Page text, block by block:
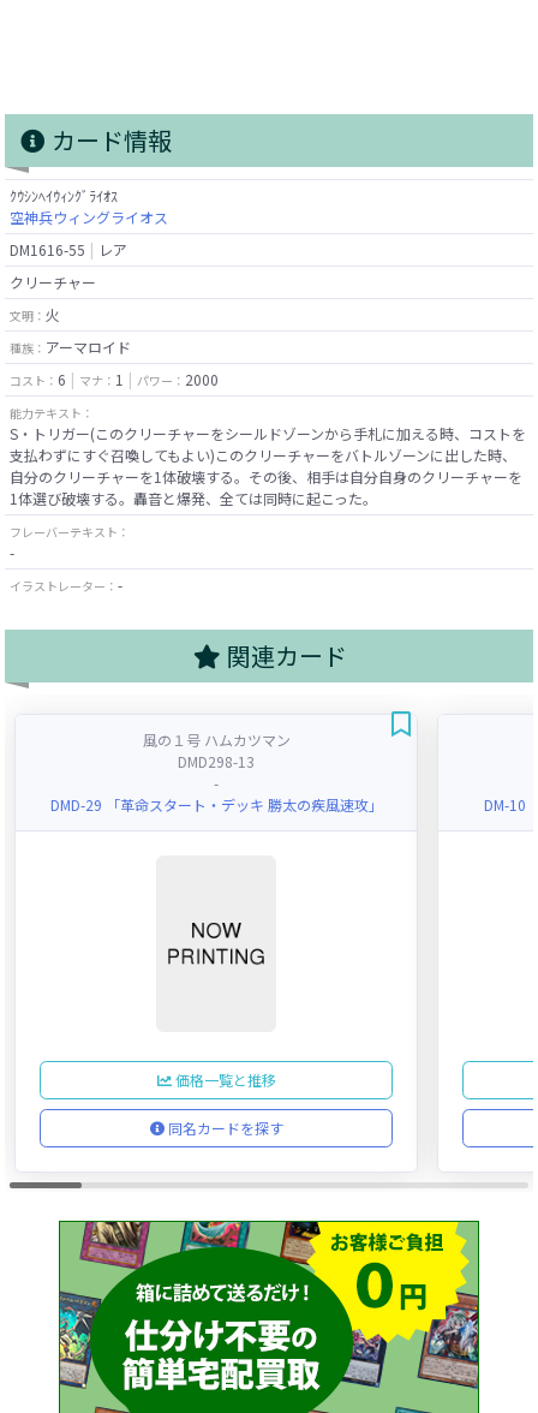
カード情報
ｸｳｼﾝﾍｲｳｨﾝｸﾞﾗｲｵｽ
空神兵ウィングライオス
DM1616-55
レア
クリーチャー
文明： 火
種族： アーマロイド
コスト： 6 マナ： 1 パワー： 2000
能力テキスト：
S・トリガー(このクリーチャーをシールドゾーンから手札に加える時、コストを
支払わずにすぐ召喚してもよい)このクリーチャーをバトルゾーンに出した時、
自分のクリーチャーを1体破壊する。その後、相手は自分自身のクリーチャーを
1体選び破壊する。轟音と爆発、全ては同時に起こった。
フレーバーテキスト：
-
イラストレーター： -
関連カード
風の１号 ハムカツマン
DMD298-13
-
DMD-29 「革命スタート・デッキ 勝太の疾風速攻」
価格一覧と推移
同名カードを探す
DM-10